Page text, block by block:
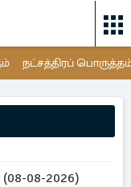
நட்சத்திரப்
08-2026)